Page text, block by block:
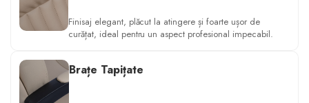
Finisaj elegant, plăcut la atingere și foarte ușor de
curățat, ideal pentru un aspect profesional impecabil.
Brațe Tapițate